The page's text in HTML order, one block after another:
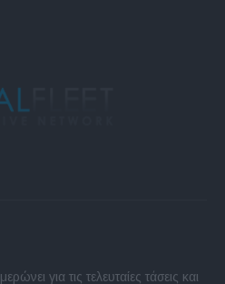
για τις τελευταίες τάσεις και